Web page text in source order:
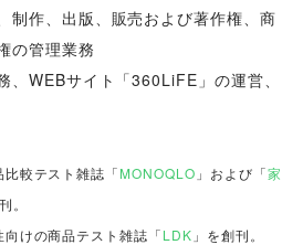
制作、出版、販売および著作権、商
の管理業務
、WEBサイト「360LiFE」の運営、
較テスト雑誌「MONOQLO 」および「家
。
けの商品テスト雑誌「LDK 」を創刊。